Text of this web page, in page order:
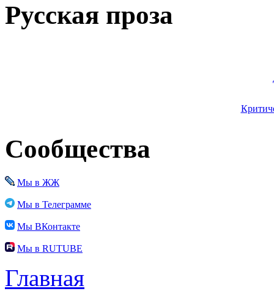
Русская проза
Сообщества
Мы в ЖЖ
Мы в Телеграмме
Мы ВКонтакте
Мы в RUTUBE
Главная